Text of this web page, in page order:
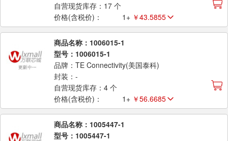
自营现货库存：17 个
价格(含税价)：
1+ ￥43.5855
商品名称：1006015-1
型号：1006015-1
品牌：TE Connectivity(美国泰科)
封装：-
自营现货库存：4 个
价格(含税价)：
1+ ￥56.6685
商品名称：1005447-1
型号：1005447-1